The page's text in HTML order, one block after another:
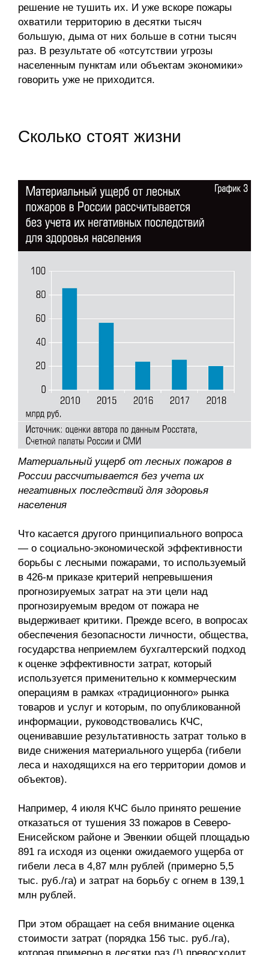
решение не тушить их. И уже вскоре пожары
охватили территорию в десятки тысяч
большую, дыма от них больше в сотни тысяч
раз. В результате об «отсутствии угрозы
населенным пунктам или объектам экономики»
говорить уже не приходится.
Сколько стоят жизни
Материальный ущерб от лесных пожаров в
России рассчитывается без учета их
негативных последствий для здоровья
населения
Что касается другого принципиального вопроса
— о социально-экономической эффективности
борьбы с лесными пожарами, то используемый
в 426-м приказе критерий непревышения
прогнозируемых затрат на эти цели над
прогнозируемым вредом от пожара не
выдерживает критики. Прежде всего, в вопросах
обеспечения безопасности личности, общества,
государства неприемлем бухгалтерский подход
к оценке эффективности затрат, который
используется применительно к коммерческим
операциям в рамках «традиционного» рынка
товаров и услуг и которым, по опубликованной
информации, руководствовались КЧС,
оценивавшие результативность затрат только в
виде снижения материального ущерба (гибели
леса и находящихся на его территории домов и
объектов).
Например, 4 июля КЧС было принято решение
отказаться от тушения 33 пожаров в Северо-
Енисейском районе и Эвенкии общей площадью
891 га исходя из оценки ожидаемого ущерба от
гибели леса в 4,87 млн рублей (примерно 5,5
тыс. руб./га) и затрат на борьбу с огнем в 139,1
млн рублей.
При этом обращает на себя внимание оценка
стоимости затрат (порядка 156 тыс. руб./га),
которая примерно в десятки раз (!) превосходит